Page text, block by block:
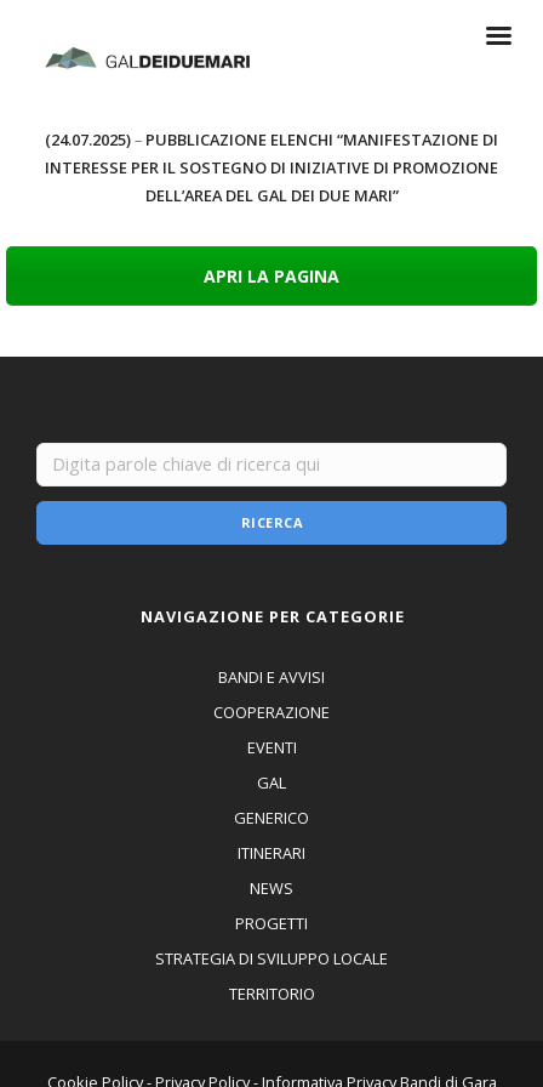
(24.07.2025)– PUBBLICAZIONE ELENCHI “MANIFESTAZIONE DI
INTERESSE PER IL SOSTEGNO DI INIZIATIVE DI PROMOZIONE
DELL’AREA DEL GAL DEI DUE MARI”
APRI LA PAGINA
RICERCA
NAVIGAZIONE PER CATEGORIE
BANDI E AVVISI
COOPERAZIONE
EVENTI
GAL
GENERICO
ITINERARI
NEWS
PROGETTI
STRATEGIA DI SVILUPPO LOCALE
TERRITORIO
Cookie Policy-Privacy Policy-Informativa Privacy Bandi di Gara